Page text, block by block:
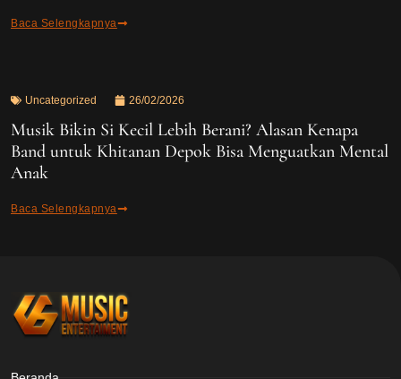
Baca Selengkapnya
Uncategorized 26/02/2026
Musik Bikin Si Kecil Lebih Berani? Alasan Kenapa
Band untuk Khitanan Depok Bisa Menguatkan Mental
Anak
Baca Selengkapnya